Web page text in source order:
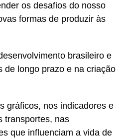
os desafios do nosso
formas de produzir às
brasileiro e
de longo prazo e na criação
gráficos, nos indicadores e
transportes, nas
que influenciam a vida de